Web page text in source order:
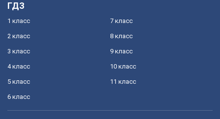
ГДЗ
1 класс
2 класс
3 класс
4 класс
5 класс
6 класс
7 класс
8 класс
9 класс
10 класс
11 класс